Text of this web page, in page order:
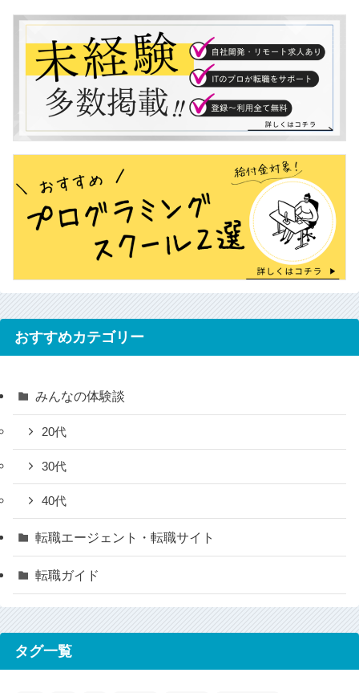
おすすめカテゴリー
みんなの体験談
20代
30代
40代
転職エージェント・転職サイト
転職ガイド
タグ一覧